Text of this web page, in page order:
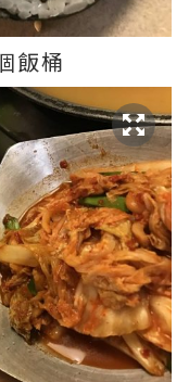
飯桶